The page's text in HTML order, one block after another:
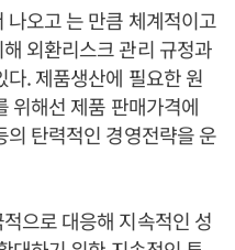
오고 는 만큼 체계적이고
외환리스크 관리 규정과
. 제품생산에 필요한 원
위해선 제품 판매가격에
탄력적인 경영전략을 운
으로 대응해 지속적인 성